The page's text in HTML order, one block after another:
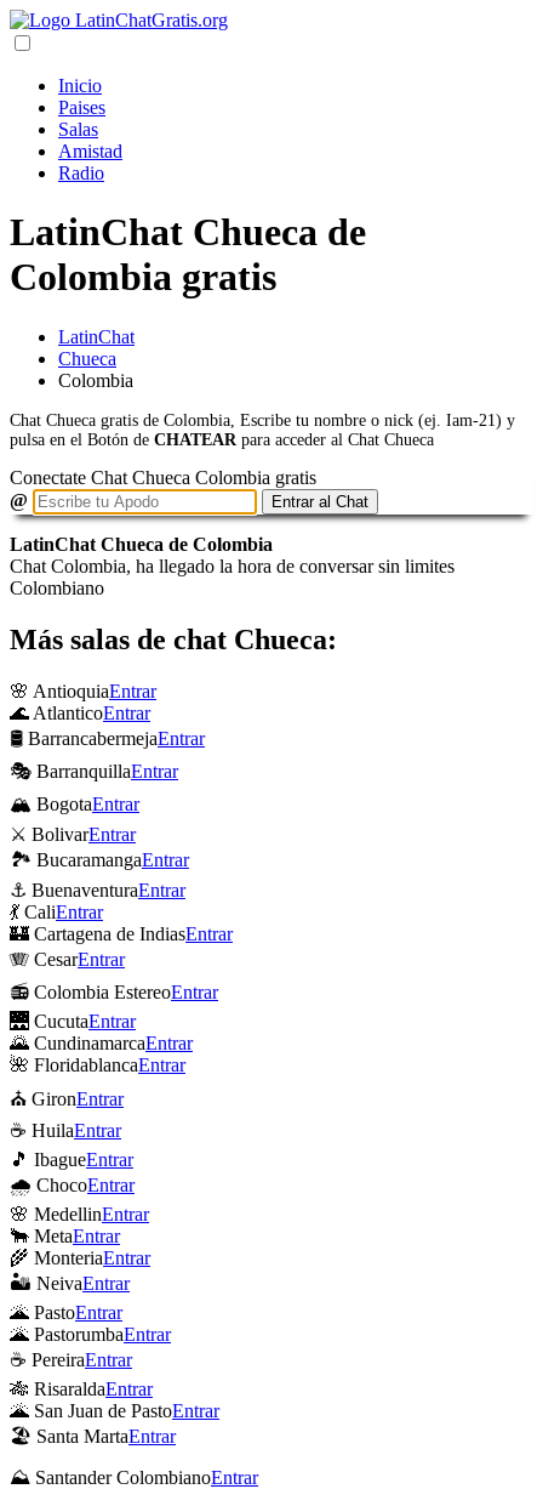
Inicio
Paises
Salas
Amistad
Radio
LatinChat Chueca de
Colombia gratis
LatinChat
Chueca
Colombia
Chat Chueca gratis de Colombia, Escribe tu nombre o nick (ej. Iam-21) y
pulsa en el Botón de CHATEAR para acceder al Chat Chueca
Conectate Chat Chueca Colombia gratis
@
Entrar al Chat
LatinChat Chueca de Colombia
Chat Colombia, ha llegado la hora de conversar sin limites
Colombiano
Más salas de chat Chueca:
🌸 AntioquiaEntrar
🌊 AtlanticoEntrar
🛢 BarrancabermejaEntrar
🎭 BarranquillaEntrar
🏔 BogotaEntrar
⚔ BolivarEntrar
🏞 BucaramangaEntrar
⚓ BuenaventuraEntrar
💃 CaliEntrar
🏰 Cartagena de IndiasEntrar
🪗 CesarEntrar
📻 Colombia EstereoEntrar
🌉 CucutaEntrar
🌄 CundinamarcaEntrar
🌺 FloridablancaEntrar
⛪ GironEntrar
☕ HuilaEntrar
🎵 IbagueEntrar
🌧 ChocoEntrar
🌸 MedellinEntrar
🐂 MetaEntrar
🌾 MonteriaEntrar
🏜 NeivaEntrar
🌋 PastoEntrar
🌋 PastorumbaEntrar
☕ PereiraEntrar
🎋 RisaraldaEntrar
🌋 San Juan de PastoEntrar
🏖 Santa MartaEntrar
⛰ Santander ColombianoEntrar